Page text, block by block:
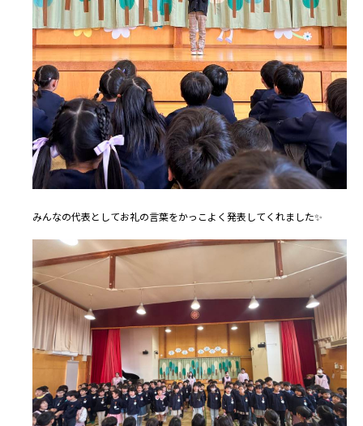
みんなの代表としてお礼の言葉をかっこよく発表してくれました✨